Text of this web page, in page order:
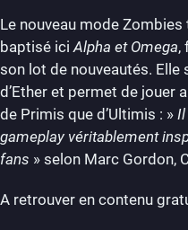
Le nouveau mode
baptisé iciAlpha et Omega,
son lot de nouveautés. Elle
d’Ether et permet de jouer
de Primis que d’Ultimis : » Il
gameplay véritablement
fans » selon Marc Gordon,
A retrouver en contenu